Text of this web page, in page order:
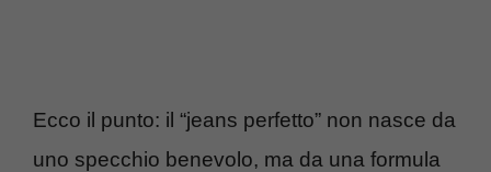
Ecco il punto: il “jeans perfetto” non nasce da
uno specchio benevolo, ma da una formula